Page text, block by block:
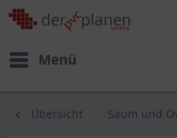
Menü
Übersicht Saum und